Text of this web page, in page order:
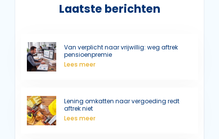
Laatste berichten
Van verplicht naar vrijwillig: weg aftrek
pensioenpremie
Lees meer
Lening omkatten naar vergoeding redt
aftrek niet
Lees meer